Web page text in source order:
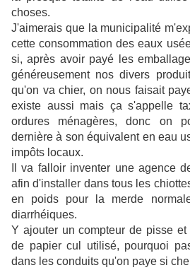
choses.
J'aimerais que la municipalité
cette consommation des eaux
si, après avoir payé les
généreusement nos divers
qu'on va chier, on nous faisait
existe aussi mais ça s'appelle
ordures ménagères, donc on
dernière à son équivalent en eau
impôts locaux.
Il va falloir inventer une agence
afin d'installer dans tous les
en poids pour la merde
diarrhéiques.
Y ajouter un compteur de pisse
de papier cul utilisé, pourquoi
dans les conduits qu'on paye si